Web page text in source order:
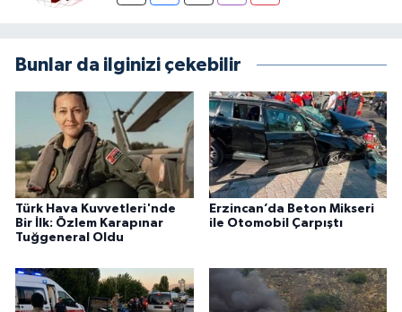
Bunlar da ilginizi çekebilir
Türk Hava Kuvvetleri'nde
Bir İlk: Özlem Karapınar
Tuğgeneral Oldu
Erzincan’da Beton Mikseri
ile Otomobil Çarpıştı